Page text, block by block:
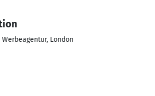
London